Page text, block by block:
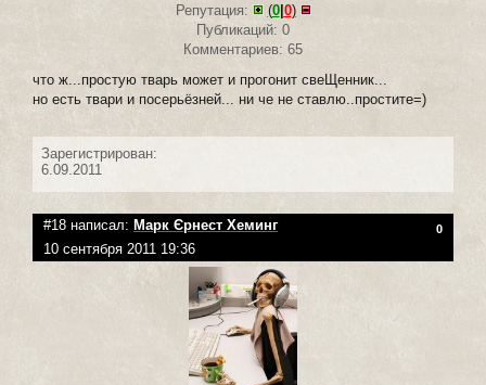
Репутация:
(0| 0)
Публикаций: 0
Комментариев: 65
что ж...простую тварь может и прогонит свеЩенник...
но есть твари и посерьёзней... ни че не ставлю..простите=)
Зарегистрирован:
6.09.2011
#18 написал: Марк Єрнест Хеминг 0
10 сентября 2011 19:36